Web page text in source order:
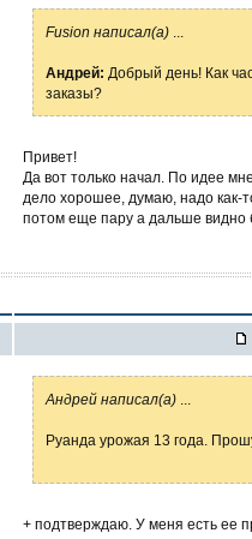
Fusion написал(а)
Aндрей: Добрый день! Как
заказы?
Привет!
Да вот только начал. По идее
дело хорошее, думаю, надо как-
потом еще пару а дальше видно
Aндрей написал(а)
Руанда урожая 13 года.
+ подтверждаю. У меня есть ее